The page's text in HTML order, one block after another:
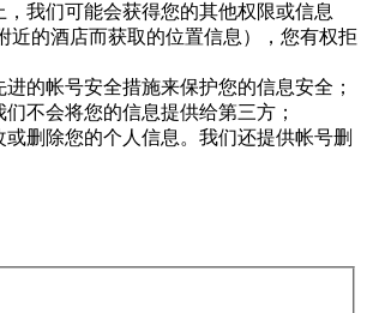
，我们可能会获得您的其他权限或信息
近的酒店而获取的位置信息），您有权拒
的帐号安全措施来保护您的信息安全；
不会将您的信息提供给第三方；
或删除您的个人信息。我们还提供帐号删